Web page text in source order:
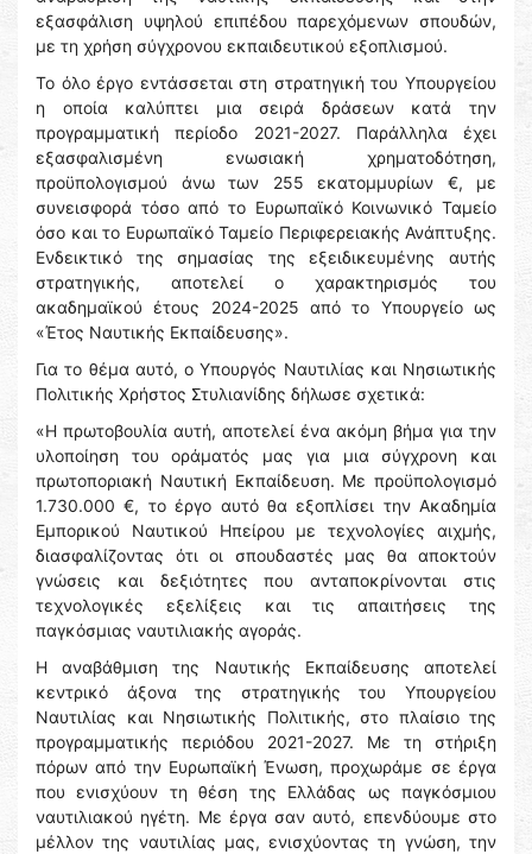
εξασφάλιση υψηλού επιπέδου παρεχόμενων σπουδών,
με τη χρήση σύγχρονου εκπαιδευτικού εξοπλισμού.
Το όλο έργο εντάσσεται στη στρατηγική του Υπουργείου
η οποία καλύπτει μια σειρά δράσεων κατά την
προγραμματική περίοδο 2021-2027. Παράλληλα έχει
εξασφαλισμένη ενωσιακή χρηματοδότηση,
προϋπολογισμού άνω των 255 εκατομμυρίων €, με
συνεισφορά τόσο από το Ευρωπαϊκό Κοινωνικό Ταμείο
όσο και το Ευρωπαϊκό Ταμείο Περιφερειακής Ανάπτυξης.
Ενδεικτικό της σημασίας της εξειδικευμένης αυτής
στρατηγικής, αποτελεί ο χαρακτηρισμός του
ακαδημαϊκού έτους 2024-2025 από το Υπουργείο ως
«Έτος Ναυτικής Εκπαίδευσης».
Για το θέμα αυτό, ο Υπουργός Ναυτιλίας και Νησιωτικής
Πολιτικής Χρήστος Στυλιανίδης δήλωσε σχετικά:
«Η πρωτοβουλία αυτή, αποτελεί ένα ακόμη βήμα για την
υλοποίηση του οράματός μας για μια σύγχρονη και
πρωτοποριακή Ναυτική Εκπαίδευση. Με προϋπολογισμό
1.730.000 €, το έργο αυτό θα εξοπλίσει την Ακαδημία
Εμπορικού Ναυτικού Ηπείρου με τεχνολογίες αιχμής,
διασφαλίζοντας ότι οι σπουδαστές μας θα αποκτούν
γνώσεις και δεξιότητες που ανταποκρίνονται στις
τεχνολογικές εξελίξεις και τις απαιτήσεις της
παγκόσμιας ναυτιλιακής αγοράς.
Η αναβάθμιση της Ναυτικής Εκπαίδευσης αποτελεί
κεντρικό άξονα της στρατηγικής του Υπουργείου
Ναυτιλίας και Νησιωτικής Πολιτικής, στο πλαίσιο της
προγραμματικής περιόδου 2021-2027. Με τη στήριξη
πόρων από την Ευρωπαϊκή Ένωση, προχωράμε σε έργα
που ενισχύουν τη θέση της Ελλάδας ως παγκόσμιου
ναυτιλιακού ηγέτη. Με έργα σαν αυτό, επενδύουμε στο
μέλλον της ναυτιλίας μας, ενισχύοντας τη γνώση, την